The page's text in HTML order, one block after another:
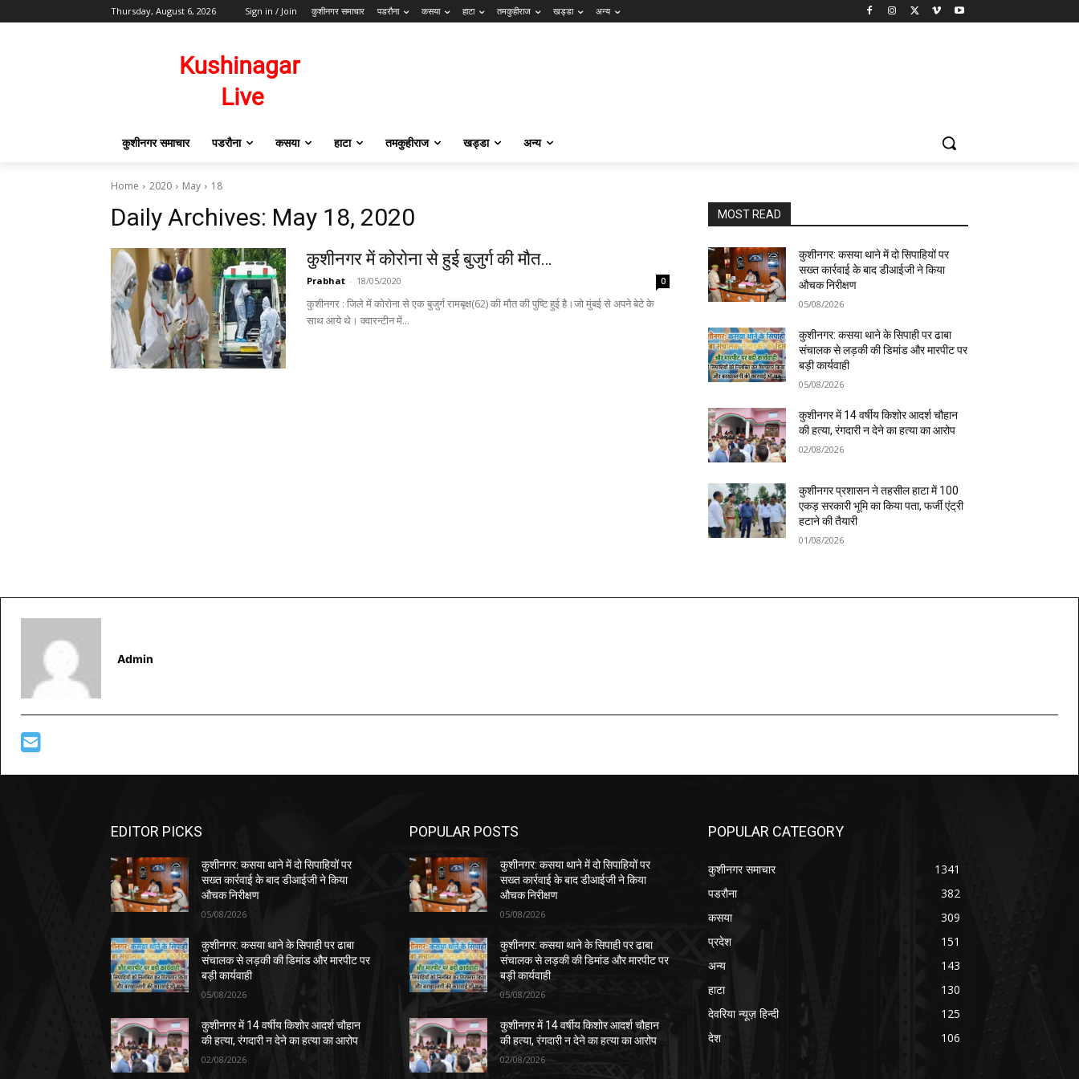
Thursday, August 6, 2026 Sign in / Join कुशीनगर समाचार पडरौना कसया हाटा तमकुहीराज खड्डा अन्य
कुशीनगर समाचार पडरौना कसया हाटा तमकुहीराज खड्डा अन्य
Home 2020 May 18
Daily Archives: May 18, 2020
कुशीनगर में कोरोना से हुई बुजुर्ग की मौत…
Prabhat - 18/05/2020 0
कुशीनगर : जिले में कोरोना से एक बुजुर्ग रामबृक्ष(62) की मौत की पुष्टि हुई है।जो मुंबई से अपने बेटे के
साथ आये थे। क्वारन्टीन में...
MOST READ
कुशीनगर: कसया थाने में दो सिपाहियों पर
सख्त कार्रवाई के बाद डीआईजी ने किया
औचक निरीक्षण
05/08/2026
कुशीनगर: कसया थाने के सिपाही पर ढाबा
संचालक से लड़की की डिमांड और मारपीट पर
बड़ी कार्यवाही
05/08/2026
कुशीनगर में 14 वर्षीय किशोर आदर्श चौहान
की हत्या, रंगदारी न देने का हत्या का आरोप
02/08/2026
कुशीनगर प्रशासन ने तहसील हाटा में 100
एकड़ सरकारी भूमि का किया पता, फर्जी एंट्री
हटाने की तैयारी
01/08/2026
Admin
EDITOR PICKS
कुशीनगर: कसया थाने में दो सिपाहियों पर
सख्त कार्रवाई के बाद डीआईजी ने किया
औचक निरीक्षण
05/08/2026
कुशीनगर: कसया थाने के सिपाही पर ढाबा
संचालक से लड़की की डिमांड और मारपीट पर
बड़ी कार्यवाही
05/08/2026
कुशीनगर में 14 वर्षीय किशोर आदर्श चौहान
की हत्या, रंगदारी न देने का हत्या का आरोप
02/08/2026
POPULAR POSTS
कुशीनगर: कसया थाने में दो सिपाहियों पर
सख्त कार्रवाई के बाद डीआईजी ने किया
औचक निरीक्षण
05/08/2026
कुशीनगर: कसया थाने के सिपाही पर ढाबा
संचालक से लड़की की डिमांड और मारपीट पर
बड़ी कार्यवाही
05/08/2026
कुशीनगर में 14 वर्षीय किशोर आदर्श चौहान
की हत्या, रंगदारी न देने का हत्या का आरोप
02/08/2026
POPULAR CATEGORY
कुशीनगर समाचार
1341
पडरौना
382
कसया
309
प्रदेश
151
अन्य
143
हाटा
130
देवरिया न्यूज़ हिन्दी
125
देश
106